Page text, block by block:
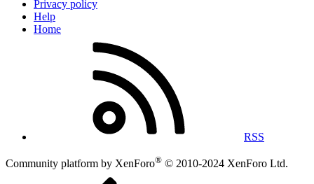
Privacy policy
Help
Home
RSS
Community platform by XenForo® © 2010-2024 XenForo Ltd.